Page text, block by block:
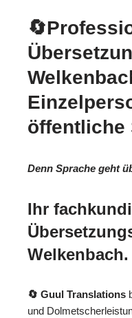
öffentliche
Denn Sprache geht
Ihr
Welkenbach.
🔄 Guul Translations
und